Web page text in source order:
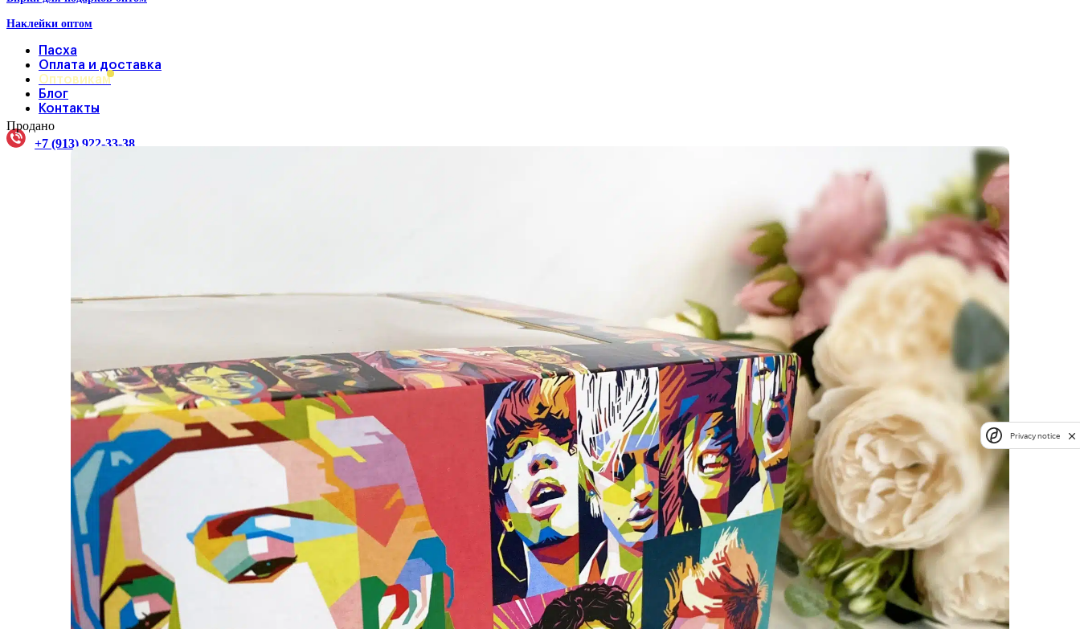
Наклейки оптом
Пасха
Оплата и доставка
Оптовикам
Блог
Контакты
+7 (913) 922-33-38
Продано
Privacy notice